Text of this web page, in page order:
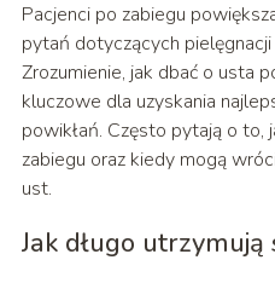
Pacjenci po zabiegu
pytań dotyczących
Zrozumienie, jak dbać o usta
kluczowe dla uzyskania
powikłań. Często pytają o to,
zabiegu oraz kiedy mogą
ust.
Jak długo